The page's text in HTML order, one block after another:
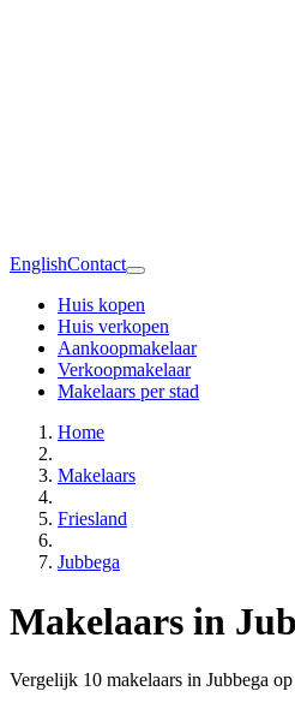
EnglishContact
Huis kopen
Huis verkopen
Aankoopmakelaar
Verkoopmakelaar
Makelaars per stad
Home
Makelaars
Friesland
Jubbega
Makelaars in
Vergelijk 10 makelaars in Jubbega